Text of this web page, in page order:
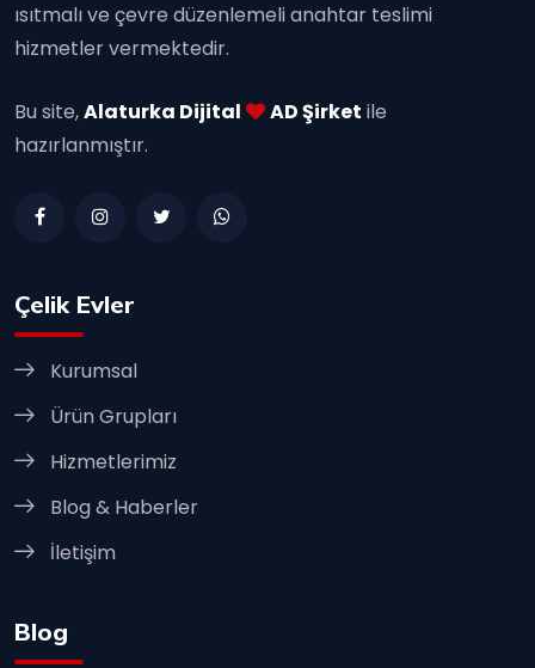
ısıtmalı ve çevre düzenlemeli anahtar teslimi
hizmetler vermektedir.
Bu site,Alaturka Dijital AD Şirket ile
hazırlanmıştır.
Çelik Evler
Kurumsal
Ürün Grupları
Hizmetlerimiz
Blog & Haberler
İletişim
Blog